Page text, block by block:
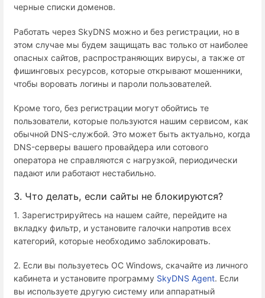
черные списки доменов.
Работать через SkyDNS можно и без регистрации, но в
этом случае мы будем защищать вас только от наиболее
опасных сайтов, распространяющих вирусы, а также от
фишинговых ресурсов, которые открывают мошенники,
чтобы воровать логины и пароли пользователей.
Кроме того, без регистрации могут обойтись те
пользователи, которые пользуются нашим сервисом, как
обычной DNS-службой. Это может быть актуально, когда
DNS-серверы вашего провайдера или сотового
оператора не справляются с нагрузкой, периодически
падают или работают нестабильно.
3. Что делать, если сайты не блокируются?
1. Зарегистрируйтесь на нашем сайте, перейдите на
вкладку фильтр, и установите галочки напротив всех
категорий, которые необходимо заблокировать.
2. Если вы пользуетесь ОС Windows, скачайте из личного
кабинета и установите программу SkyDNS Agent. Если
вы используете другую систему или аппаратный